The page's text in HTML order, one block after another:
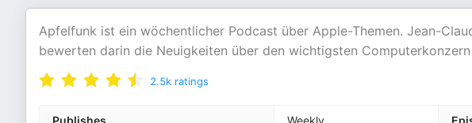
Apfelfunk ist ein wöchentlicher Podcast über Apple-Themen. Jean-
bewerten darin die Neuigkeiten über den wichtigsten
2.5k ratings
Publishes Weekly